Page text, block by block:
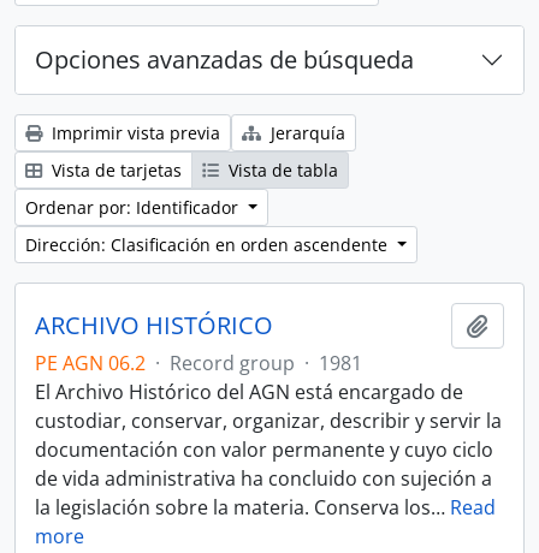
Opciones avanzadas de búsqueda
Imprimir vista previa
Jerarquía
Vista de tarjetas
Vista de tabla
Ordenar por: Identificador
Dirección: Clasificación en orden ascendente
ARCHIVO HISTÓRICO
PE AGN 06.2 · Record group · 1981
El Archivo Histórico del AGN está encargado de
custodiar, conservar, organizar, describir y servir la
documentación con valor permanente y cuyo ciclo
de vida administrativa ha concluido con sujeción a
la legislación sobre la materia. Conserva los… Read
more